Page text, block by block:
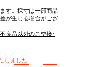
す。採寸は一部商品
が生じる場合がござ
良品以外のご交換･
しました